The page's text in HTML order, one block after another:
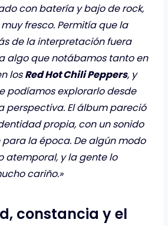
con batería y bajo de rock,
fresco. Permitía que la
de la interpretación fuera
algo que notábamos tanto en
losRed Hot Chili Peppers, y
podíamos explorarlo desde
perspectiva. El álbum pareció
propia, con un sonido
la época. De algún modo
atemporal, y la gente lo
cariño.»
constancia y el